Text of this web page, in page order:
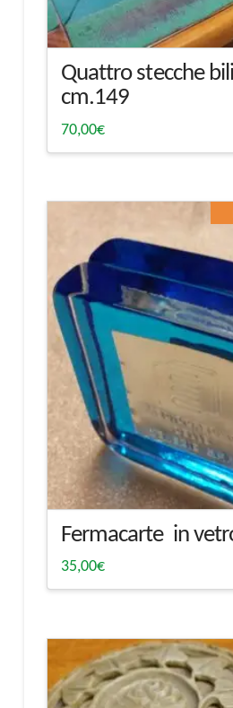
Quattro stecche
cm.149
70,00€
Fermacarte in
35,00€